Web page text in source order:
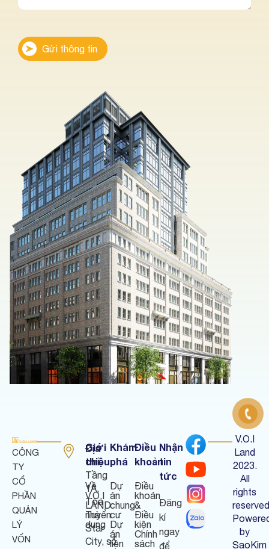
Gửi thông tin
CÔNG
TY
CỔ
PHẦN
QUẢN
LÝ
VỐN
Địa
chỉ:
Tầng
1A,
Tòa
nhà
Star
City, số
Giới
thiệu
Về
V.O.I
LAND
Tuyển
dụng
Khám
phá
Dự
án
chung
cư
Dự
án
liền
Điều
khoản
Điều
khoản
&
Điều
kiện
Chính
sách
Nhận
tin
tức
Đăng
kí
ngay
để
V.O.I
Land
2023.
All
rights
by
SaoKim